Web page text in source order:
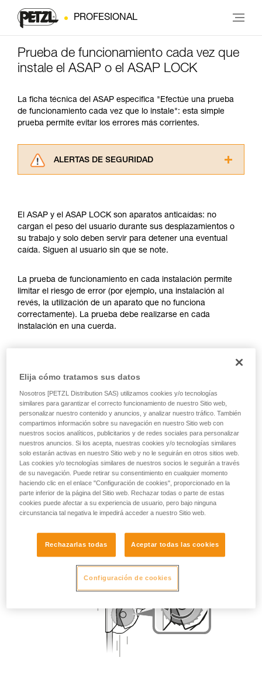
PROFESIONAL
Prueba de funcionamiento cada vez que
instale el ASAP o el ASAP LOCK
La ficha técnica del ASAP especifica "Efectúe una prueba
de funcionamiento cada vez que lo instale": esta simple
prueba permite evitar los errores más corrientes.
ALERTAS DE SEGURIDAD
información de la ficha técnica para poder
comprender este complemento informativo.
Dominar estas técnicas requiere una formación
y un entrenamiento específico. Confirme a
ejecutar estas técnicas, solo y con total
seguridad, antes de ejecutarlas de forma
autónoma.
Damos ejemplos de técnicas relacionadas con
su actividad. Pueden existir otras que no
El ASAP y el ASAP LOCK son aparatos anticaídas: no
cargan el peso del usuario durante sus desplazamientos o
su trabajo y solo deben servir para detener una eventual
caída. Siguen al usuario sin que se note.
La prueba de funcionamiento en cada instalación permite
limitar el riesgo de error (por ejemplo, una instalación al
revés, la utilización de un aparato que no funciona
correctamente). La prueba debe realizarse en cada
instalación en una cuerda.
Una vez el ASAP o ASAP LOCK colocado en la cuerda, haga
deslizar su aparato bruscamente hacia abajo. Un
movimiento rápido de la mano permite alcanzar fácilmente la
velocidad de 2 m/s, el aparato debe bloquear. Si no bloquea,
compruebe su instalación o inspeccione el estado del
aparato.
Elija cómo tratamos sus datos
Nosotros [PETZL Distribution SAS) utilizamos cookies y/o tecnologías
similares para garantizar el correcto funcionamiento de nuestro Sitio web,
personalizar nuestro contenido y anuncios, y analizar nuestro tráfico. También
compartimos información sobre su navegación en nuestro Sitio web con
nuestros socios analíticos, publicitarios y de redes sociales para personalizar
nuestros anuncios. Si los acepta, nuestras cookies y/o tecnologías similares
solo estarán activas en nuestro Sitio web y no le seguirán en otros sitios web.
Las cookies y/o tecnologías similares de nuestros socios le seguirán a través
de su navegación. Puede retirar su consentimiento en cualquier momento
haciendo clic en el enlace "Configuración de cookies", proporcionado en la
parte inferior de la página del Sitio web. Rechazar todas o parte de estas
cookies puede afectar a su experiencia de usuario, pero bajo ninguna
circunstancia tal negativa le impedirá acceder a nuestro Sitio web.
Rechazarlas todas Aceptar todas las cookies
Configuración de cookies